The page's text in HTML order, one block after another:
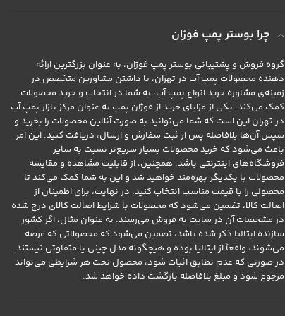
چرا بوستر پمپ فوژان
گروه فروش و پشتیبانی بوستر پمپ فوژان، به عنوان بزرگترین ارائه
دهنده محصولات پمپ آب در تهران، با داشتن مشاورین متخصص در
زمینه‌ی مشاوره خرید انواع پمپ آب، به شما در انتخاب و خرید محصولات
کمک می‌کند. یکی از مزایای خرید از فوژان پمپ به عنوان مرکز بازار پمپ آب
در تهران این است که شما می‌توانید به صورت آنلاین محصولات را بخرید و
سپس آن‌ها بلافاصله پس از ثبت سفارش و ارسال، دریافت کنید. این امر
باعث می‌شود که خرید محصولات بسیار سریع‌تر نسبت به سایر
فروشگاه‌های اینترنتی باشد. همچنین، از قابلیت مشاهده و مقایسه
محصولات با یکدیگر بهره‌مند خواهید شد و این به شما کمک می‌کند تا
محصولی را با قیمت مناسب انتخاب کنید. در نهایت، برای اطمینان از
اصالت کالا، تضمین می‌شود که محصولات با شرایط اصالت کالای درج شده
در مشخصات آن در سایت به فروش می‌رسند. به عنوان مثال، اگر کشور
سازنده ایتالیا ذکر شده باشد، تضمین می‌شود که محصولاتی که عرضه
می‌شوند، واقعاً از ایتالیا بوده و هیچگونه مدل چینی یا متفاوتی نیستند.
در صورتی که عدم تطابق اثبات شود، محصول تحت هر شرایطی می‌تواند
مرجوع شود و مبلغ بلافاصله بازگشت داده خواهد شد.